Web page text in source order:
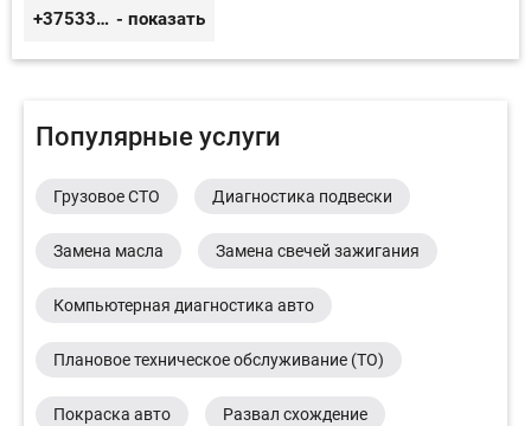
+375333416710 - показать
Популярные услуги
Грузовое СТО Диагностика подвески
Замена масла Замена свечей зажигания
Компьютерная диагностика авто
Плановое техническое обслуживание (ТО)
Покраска авто Развал схождение